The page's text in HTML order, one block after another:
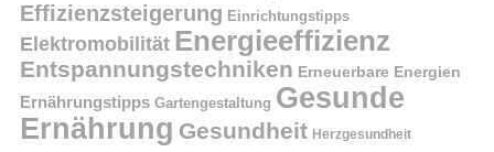
Effizienzsteigerung Einrichtungstipps
Elektromobilität Energieeffizienz
Entspannungstechniken Erneuerbare Energien
Ernährungstipps Gartengestaltung Gesunde
Ernährung Gesundheit Herzgesundheit